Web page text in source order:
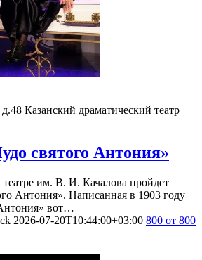
д.48 Казанский драматический театр
святого Антония»
театре им. В. И. Качалова пройдет
Антония». Написанная в 1903 году
вот…
2026-07-20T10:44:00+03:00 800 от 800